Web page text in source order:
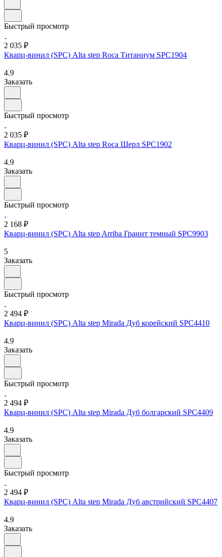
Быстрый просмотр
2 035 ₽
Кварц-винил (SPC) Alta step Roca Титаниум SPC1904
4.9
Заказать
Быстрый просмотр
2 035 ₽
Кварц-винил (SPC) Alta step Roca Шерл SPC1902
4.9
Заказать
Быстрый просмотр
2 168 ₽
Кварц-винил (SPC) Alta step Arriba Гранит темный SPC9903
5
Заказать
Быстрый просмотр
2 494 ₽
Кварц-винил (SPC) Alta step Mirada Дуб корейский SPC4410
4.9
Заказать
Быстрый просмотр
2 494 ₽
Кварц-винил (SPC) Alta step Mirada Дуб болгарский SPC4409
4.9
Заказать
Быстрый просмотр
2 494 ₽
Кварц-винил (SPC) Alta step Mirada Дуб австрийский SPC4407
4.9
Заказать